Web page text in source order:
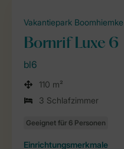
Vakantiepark Boomhiemke
Bornrif Luxe 6
bl6
110 m²
3 Schlafzimmer
Einrichtungsmerkmale